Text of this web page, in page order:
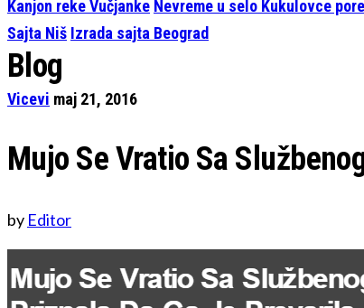
Kanjon reke Vučjanke Nevreme u selo Kukulovce
Sajta Niš Izrada sajta Beograd
Blog
Vicevi maj 21, 2016
Mujo Se Vratio Sa
by Editor